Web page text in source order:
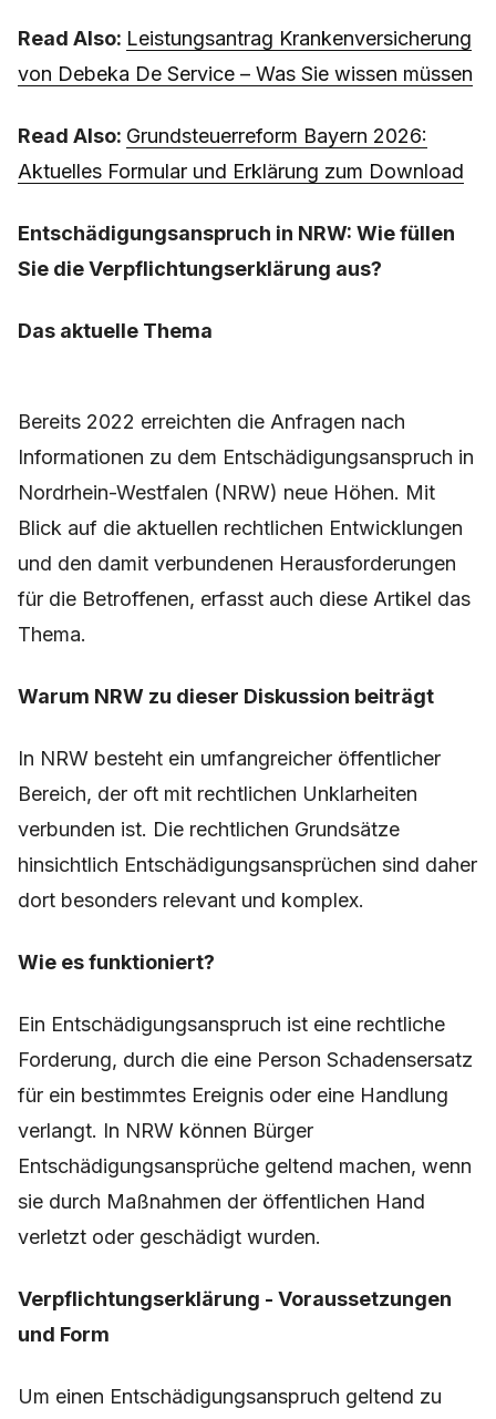
Read Also: Leistungsantrag Krankenversicherung
von Debeka De Service – Was Sie wissen müssen
Read Also: Grundsteuerreform Bayern 2026:
Aktuelles Formular und Erklärung zum Download
Entschädigungsanspruch in NRW: Wie füllen
Sie die Verpflichtungserklärung aus?
Das aktuelle Thema
Bereits 2022 erreichten die Anfragen nach
Informationen zu dem Entschädigungsanspruch in
Nordrhein-Westfalen (NRW) neue Höhen. Mit
Blick auf die aktuellen rechtlichen Entwicklungen
und den damit verbundenen Herausforderungen
für die Betroffenen, erfasst auch diese Artikel das
Thema.
Warum NRW zu dieser Diskussion beiträgt
In NRW besteht ein umfangreicher öffentlicher
Bereich, der oft mit rechtlichen Unklarheiten
verbunden ist. Die rechtlichen Grundsätze
hinsichtlich Entschädigungsansprüchen sind daher
dort besonders relevant und komplex.
Wie es funktioniert?
Ein Entschädigungsanspruch ist eine rechtliche
Forderung, durch die eine Person Schadensersatz
für ein bestimmtes Ereignis oder eine Handlung
verlangt. In NRW können Bürger
Entschädigungsansprüche geltend machen, wenn
sie durch Maßnahmen der öffentlichen Hand
verletzt oder geschädigt wurden.
Verpflichtungserklärung - Voraussetzungen
und Form
Um einen Entschädigungsanspruch geltend zu